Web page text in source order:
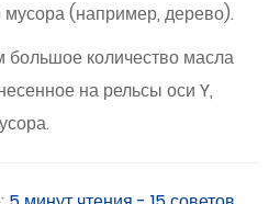
мусора (например, дерево).
количество масла
на рельсы оси Y,